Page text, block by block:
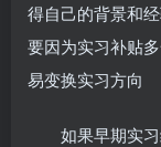
得自己的背景和
要因为实习补贴
易变换实习方向
如果早期实